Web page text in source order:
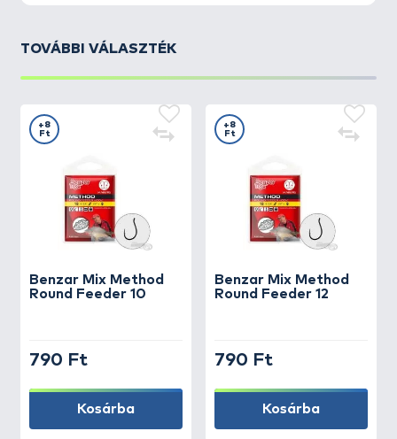
TOVÁBBI VÁLASZTÉK
Benzar Mix Method
Round Feeder 10
+8
Ft
790 Ft
Kosárba
Benzar Mix Method
Round Feeder 12
+8
Ft
790 Ft
Kosárba